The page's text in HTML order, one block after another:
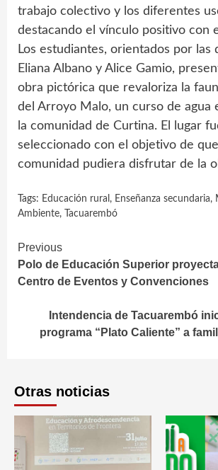
trabajo colectivo y los diferentes
destacando el vínculo positivo con
Los estudiantes, orientados por las
Eliana Albano y Alice Gamio,
obra pictórica que revaloriza la
del Arroyo Malo, un curso de agua
la comunidad de Curtina. El lugar
seleccionado con el objetivo de
comunidad pudiera disfrutar de la
Tags: Educación rural , Enseñanza secundaria,
Ambiente, Tacuarembó
Continue
Reading
Previous
Polo de Educación Superior
Centro de Eventos y Convenciones
Intendencia de Tacuarembó
programa “Plato Caliente” a
Otras noticias